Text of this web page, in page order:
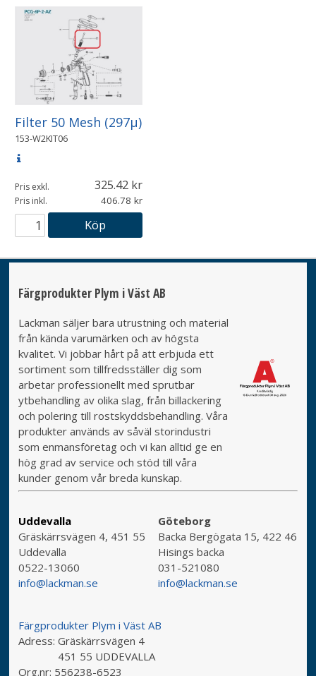
Filter 50 Mesh (297µ)
153-W2KIT06
Pris exkl. 325.42
Pris inkl. 406.78
Köp
Färgprodukter Plym i Väst AB
Lackman säljer bara utrustning och material
från kända varumärken och av högsta
kvalitet. Vi jobbar hårt på att erbjuda ett
sortiment som tillfredsställer dig som
arbetar professionellt med sprutbar
ytbehandling av olika slag, från billackering
och polering till rostskyddsbehandling. Våra
produkter används av såväl storindustri
som enmansföretag och vi kan alltid ge en
hög grad av service och stöd till våra
kunder genom vår breda kunskap.
Uddevalla
Gräskärrsvägen 4, 451 55
Uddevalla
0522-13060
info@lackman.se
Göteborg
Backa Bergögata 15, 422 46
Hisings backa
031-521080
info@lackman.se
Färgprodukter Plym i Väst AB
Adress: Gräskärrsvägen 4
451 55 UDDEVALLA
Org.nr: 556238-6523